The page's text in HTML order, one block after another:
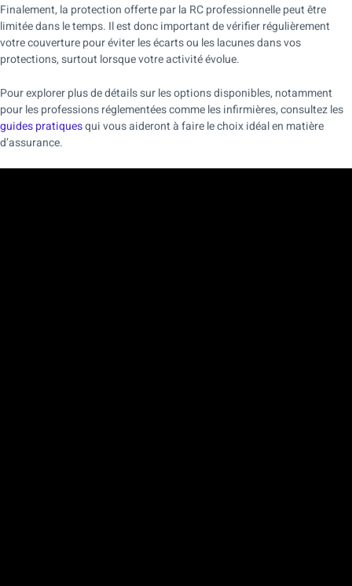
Finalement, la protection offerte par la RC professionnelle peut être
limitée dans le temps. Il est donc important de vérifier régulièrement
votre couverture pour éviter les écarts ou les lacunes dans vos
protections, surtout lorsque votre activité évolue.
Pour explorer plus de détails sur les options disponibles, notamment
pour les professions réglementées comme les infirmières, consultez les
guides pratiquesqui vous aideront à faire le choix idéal en matière
d’assurance.